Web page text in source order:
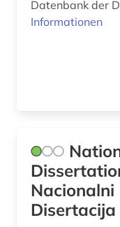
Datenbank der
Informationen
Disertacija